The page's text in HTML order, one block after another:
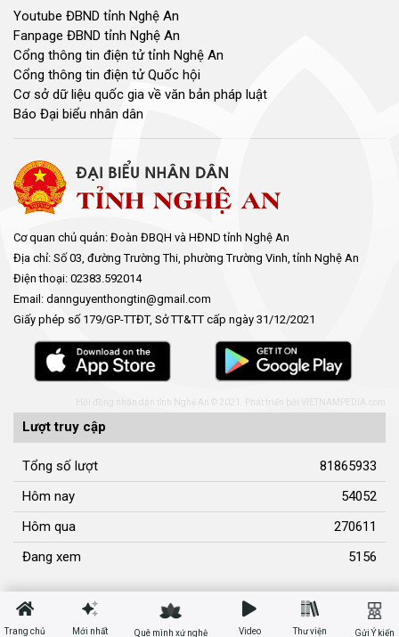
Youtube ĐBND tỉnh Nghệ An
Fanpage ĐBND tỉnh Nghệ An
Cổng thông tin điện tử tỉnh Nghệ An
Cổng thông tin điện tử Quốc hội
Cơ sở dữ liệu quốc gia về văn bản pháp luật
Báo Đại biểu nhân dân
Cơ quan chủ quản: Đoàn ĐBQH và HĐND tỉnh Nghệ An
Địa chỉ: Số 03, đường Trường Thi, phường Trường Vinh, tỉnh Nghệ An
Điện thoại: 02383.592014
Email: dannguyenthongtin@gmail.com
Giấy phép số 179/GP-TTĐT, Sở TT&TT cấp ngày 31/12/2021
Hội đồng nhân dân tỉnh Nghệ An © 2021. Phát triển bởi
Lượt truy cập
Tổng số lượt
81865933
Hôm nay
54052
Hôm qua
270611
Đang xem
5156
Trang chủ Mới nhất Quê mình xứ nghệ Video Thư viện Gửi Ý kiến